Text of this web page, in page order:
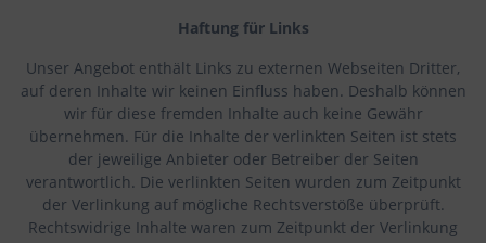
Haftung für Links
Unser Angebot enthält Links zu externen Webseiten Dritter,
auf deren Inhalte wir keinen Einfluss haben. Deshalb können
wir für diese fremden Inhalte auch keine Gewähr
übernehmen. Für die Inhalte der verlinkten Seiten ist stets
der jeweilige Anbieter oder Betreiber der Seiten
verantwortlich. Die verlinkten Seiten wurden zum Zeitpunkt
der Verlinkung auf mögliche Rechtsverstöße überprüft.
Rechtswidrige Inhalte waren zum Zeitpunkt der Verlinkung